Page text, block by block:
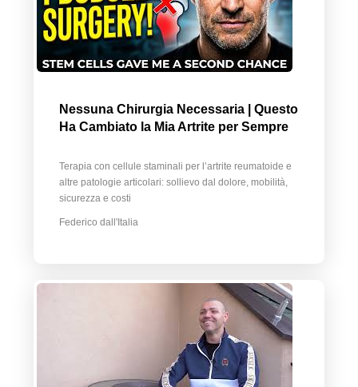
Nessuna Chirurgia Necessaria | Questo
Ha Cambiato la Mia Artrite per Sempre
Terapia con cellule staminali per l’artrite reumatoide e
altre patologie articolari: sollievo dal dolore, mobilità,
sicurezza e costi
Federico dall'Italia